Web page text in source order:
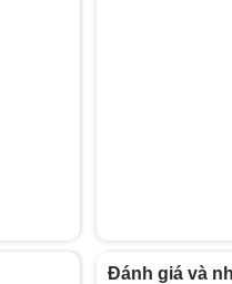
Đánh giá và